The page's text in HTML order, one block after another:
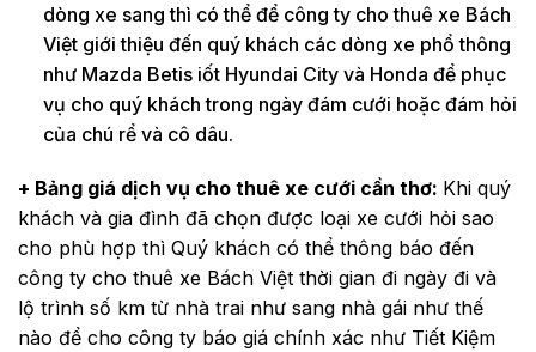
dòng xe sang thì có thể để công ty cho thuê xe Bách
Việt giới thiệu đến quý khách các dòng xe phổ thông
như Mazda Betis iốt Hyundai City và Honda để phục
vụ cho quý khách trong ngày đám cưới hoặc đám hỏi
của chú rể và cô dâu.
+ Bảng giá dịch vụ cho thuê xe cưới cần thơ: Khi quý
khách và gia đình đã chọn được loại xe cưới hỏi sao
cho phù hợp thì Quý khách có thể thông báo đến
công ty cho thuê xe Bách Việt thời gian đi ngày đi và
lộ trình số km từ nhà trai như sang nhà gái như thế
nào để cho công ty báo giá chính xác như Tiết Kiệm